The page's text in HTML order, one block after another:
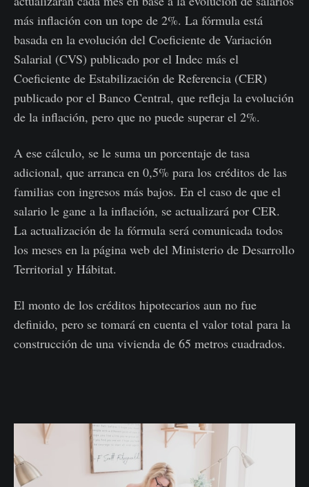
más inflación con un tope de 2%. La fórmula está
basada en la evolución del Coeficiente de Variación
Salarial (CVS) publicado por el Indec más el
Coeficiente de Estabilización de Referencia (CER)
publicado por el Banco Central, que refleja la evolución
de la inflación, pero que no puede superar el 2%.
A ese cálculo, se le suma un porcentaje de tasa
adicional, que arranca en 0,5% para los créditos de las
familias con ingresos más bajos. En el caso de que el
salario le gane a la inflación, se actualizará por CER.
La actualización de la fórmula será comunicada todos
los meses en la página web del Ministerio de Desarrollo
Territorial y Hábitat.
El monto de los créditos hipotecarios aun no fue
definido, pero se tomará en cuenta el valor total para la
construcción de una vivienda de 65 metros cuadrados.